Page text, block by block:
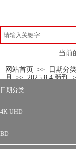
当前
网站首页 >> 日期分
月 >> 2025.8.4 新到
日期分类
4K UHD
BD